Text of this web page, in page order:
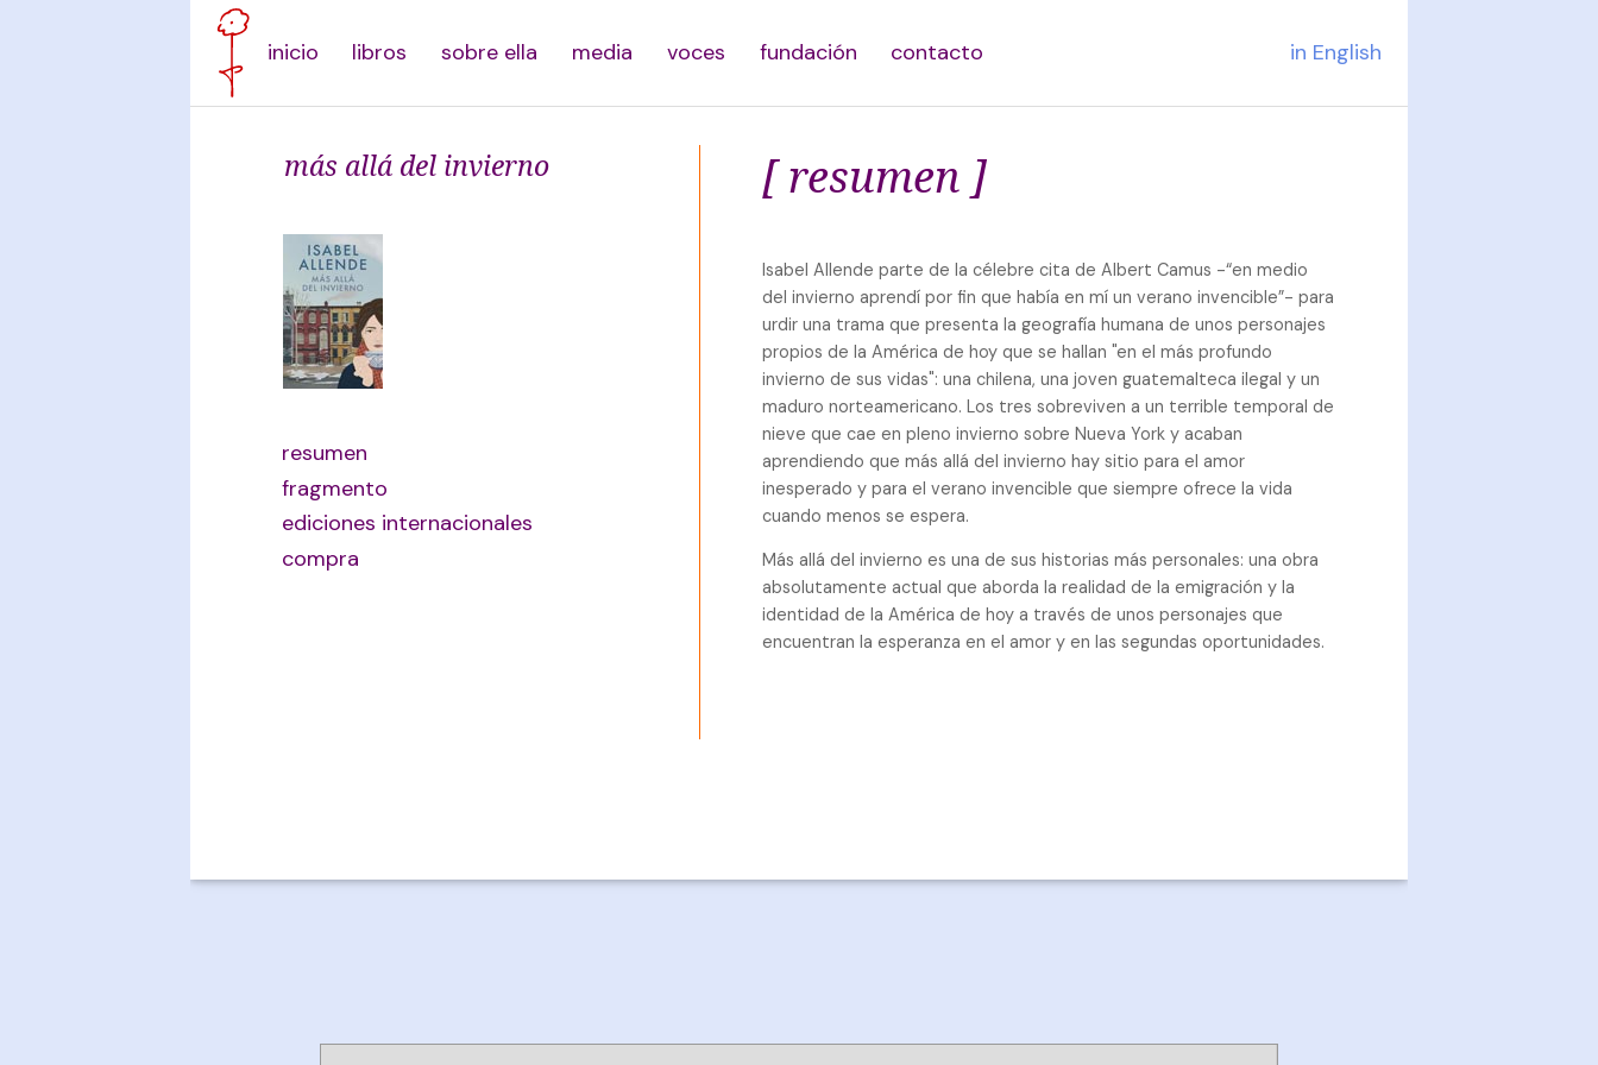
inicio libros sobre ella media voces fundación contacto in English
más allá del invierno
resumen
fragmento
ediciones internacionales
compra
[ resumen ]
Isabel Allende parte de la célebre cita de Albert Camus -“en medio
del invierno aprendí por fin que había en mí un verano invencible”- para
urdir una trama que presenta la geografía humana de unos personajes
propios de la América de hoy que se hallan "en el más profundo
invierno de sus vidas": una chilena, una joven guatemalteca ilegal y un
maduro norteamericano. Los tres sobreviven a un terrible temporal de
nieve que cae en pleno invierno sobre Nueva York y acaban
aprendiendo que más allá del invierno hay sitio para el amor
inesperado y para el verano invencible que siempre ofrece la vida
cuando menos se espera.
Más allá del invierno es una de sus historias más personales: una obra
absolutamente actual que aborda la realidad de la emigración y la
identidad de la América de hoy a través de unos personajes que
encuentran la esperanza en el amor y en las segundas oportunidades.